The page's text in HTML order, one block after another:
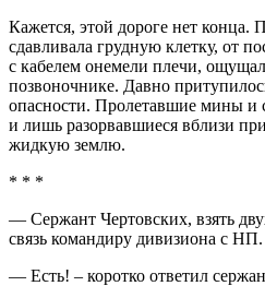
Кажется, этой дороге нет
сдавливала грудную клетку, от
с кабелем онемели плечи,
позвоночнике. Давно
опасности. Пролетавшие мины и
и лишь разорвавшиеся вблизи
жидкую землю.
* * *
— Сержант Чертовских, взять
связь командиру дивизиона с НП.
— Есть! – коротко ответил